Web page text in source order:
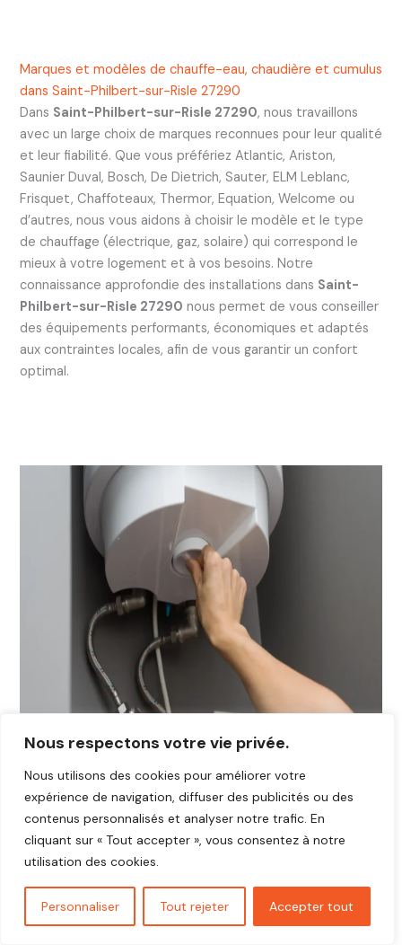
Nous respectons votre vie privée.
Nous utilisons des cookies pour améliorer votre
expérience de navigation, diffuser des publicités ou des
contenus personnalisés et analyser notre trafic. En
cliquant sur « Tout accepter », vous consentez à notre
utilisation des cookies.
Personnaliser Tout rejeter Accepter tout
Marques et modèles de chauffe-eau, chaudière et cumulus
dans Saint-Philbert-sur-Risle 27290
Dans Saint-Philbert-sur-Risle 27290, nous travaillons
avec un large choix de marques reconnues pour leur qualité
et leur fiabilité. Que vous préfériez Atlantic, Ariston,
Saunier Duval, Bosch, De Dietrich, Sauter, ELM Leblanc,
Frisquet, Chaffoteaux, Thermor, Equation, Welcome ou
d’autres, nous vous aidons à choisir le modèle et le type
de chauffage (électrique, gaz, solaire) qui correspond le
mieux à votre logement et à vos besoins. Notre
connaissance approfondie des installations dans Saint-
Philbert-sur-Risle 27290 nous permet de vous conseiller
des équipements performants, économiques et adaptés
aux contraintes locales, afin de vous garantir un confort
optimal.